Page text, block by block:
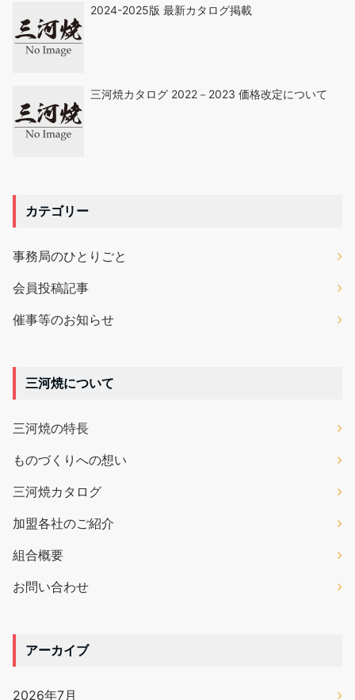
2024-2025版 最新カタログ掲載
三河焼カタログ 2022－2023 価格改定について
カテゴリー
事務局のひとりごと
会員投稿記事
催事等のお知らせ
三河焼について
三河焼の特長
ものづくりへの想い
三河焼カタログ
加盟各社のご紹介
組合概要
お問い合わせ
アーカイブ
2026年7月